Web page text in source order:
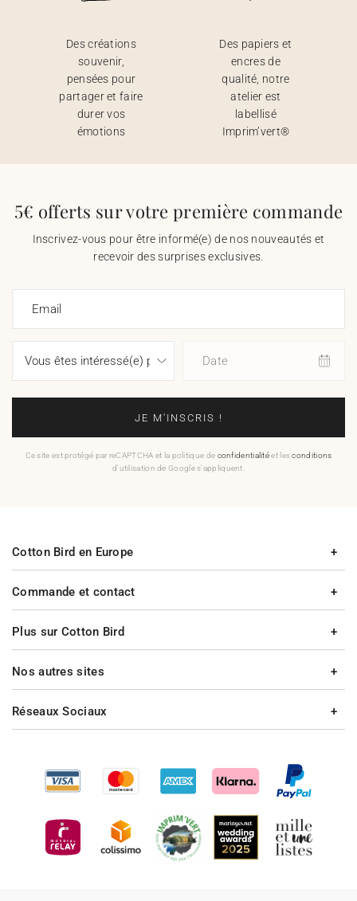
Des créations
souvenir,
pensées pour
partager et faire
durer vos
émotions
Des papiers et
encres de
qualité, notre
atelier est
labellisé
Imprim’vert®
5€ offerts sur votre première commande
Inscrivez-vous pour être informé(e) de nos nouveautés et
recevoir des surprises exclusives.
Email
Date
JE M'INSCRIS !
Ce site est protégé par reCAPTCHA et la politique de confidentialitéet lesconditions
d'utilisation de Google s'appliquent.
Commande et contact
Plus sur Cotton Bird
Cotton Bird en Europe
Nos autres sites
Réseaux Sociaux